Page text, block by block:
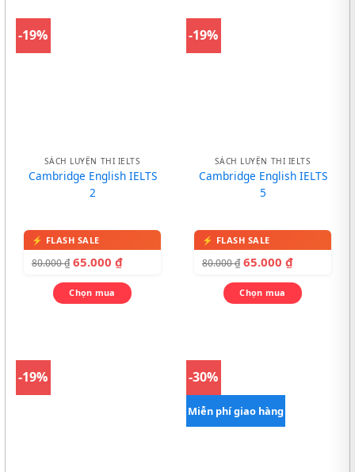
-19%
SÁCH LUYỆN THI IELTS
Cambridge English IELTS
2
80.000₫ 65.000 ₫
Chọn mua
-19%
SÁCH LUYỆN THI IELTS
Cambridge English IELTS
5
80.000₫ 65.000 ₫
Chọn mua
-19% -30%
Miễn phí giao hàng